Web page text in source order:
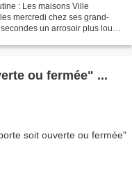
: Les maisons Ville
mercredi chez ses grand-
un arrosoir plus lourd
ou fermée" ...